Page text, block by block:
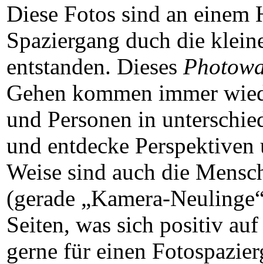
Diese Fotos sind an einem
Spaziergang duch die
entstanden. Dieses
Gehen kommen immer
und Personen in
und entdecke
Weise sind auch die
(gerade „Kamera-
Seiten, was sich positiv
gerne für einen